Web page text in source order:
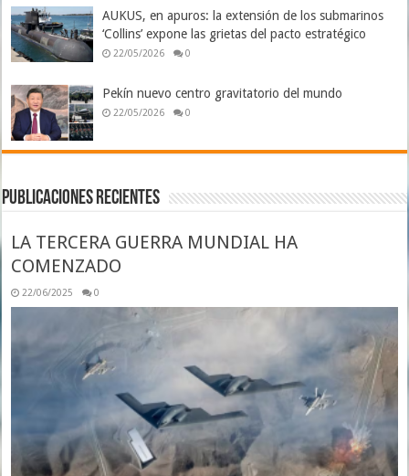
AUKUS, en apuros: la extensión de los submarinos
‘Collins’ expone las grietas del pacto estratégico
22/05/2026 0
Pekín nuevo centro gravitatorio del mundo
22/05/2026 0
Publicaciones Recientes
LA TERCERA GUERRA MUNDIAL HA
COMENZADO
22/06/2025 0